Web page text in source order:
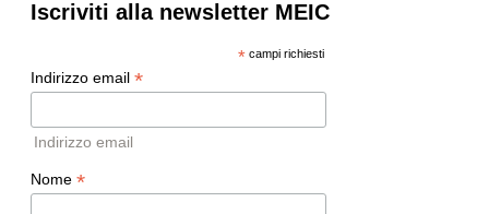
Iscriviti alla newsletter MEIC
*campi richiesti
Indirizzo email *
Indirizzo email
Nome *